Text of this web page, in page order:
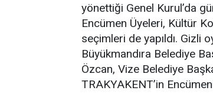
yönettiği Genel Kurul’da
Encümen Üyeleri, Kültür
seçimleri de yapıldı. Gizli
Büyükmandıra Belediye
Özcan, Vize Belediye
TRAKYAKENT’in